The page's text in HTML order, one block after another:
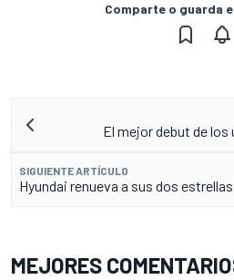
Comparte o guarda
El mejor debut de los
SIGUIENTE ARTÍCULO
Hyundai renueva a sus dos
MEJORES